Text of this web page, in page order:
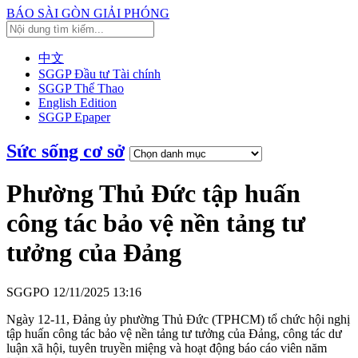
BÁO SÀI GÒN GIẢI PHÓNG
中文
SGGP Đầu tư Tài chính
SGGP Thể Thao
English Edition
SGGP Epaper
Sức sống cơ sở
Phường Thủ Đức tập huấn
công tác bảo vệ nền tảng tư
tưởng của Đảng
SGGPO 12/11/2025 13:16
Ngày 12-11, Đảng ủy phường Thủ Đức (TPHCM) tổ chức hội nghị
tập huấn công tác bảo vệ nền tảng tư tưởng của Đảng, công tác dư
luận xã hội, tuyên truyền miệng và hoạt động báo cáo viên năm